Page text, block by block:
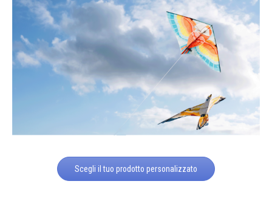
Scegli il tuo prodotto personalizzato